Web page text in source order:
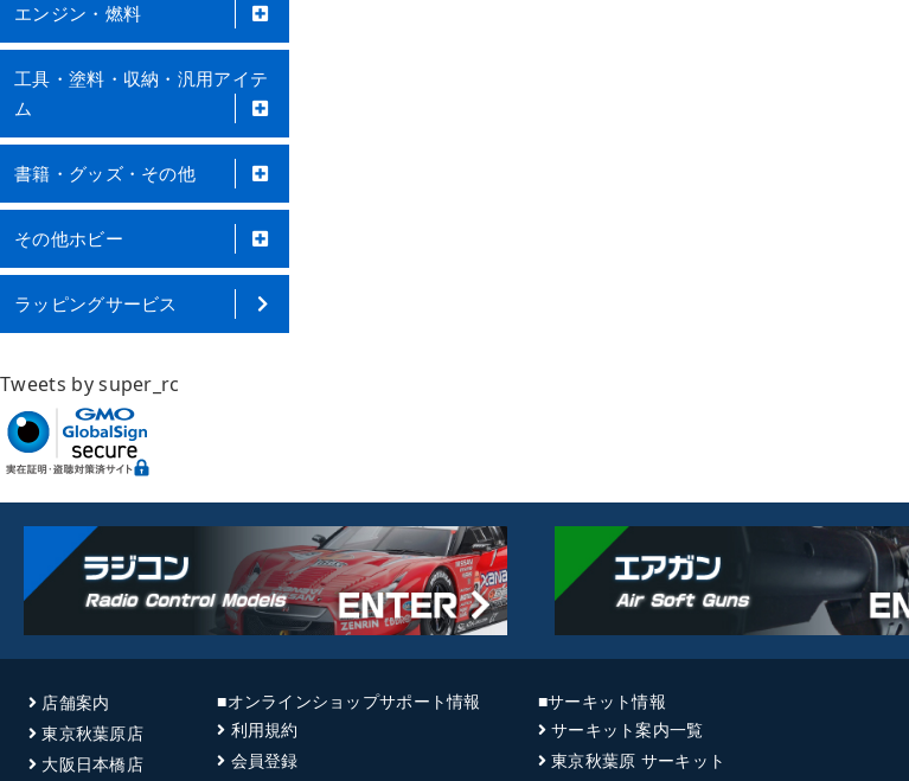
エンジン・燃料
工具・塗料・収納・汎用アイテ
ム
書籍・グッズ・その他
その他ホビー
ラッピングサービス
Tweets by super_rc
店舗案内
東京秋葉原店
大阪日本橋店
■オンラインショップサポート情報
利用規約
会員登録
■サーキット情報
サーキット案内一覧
東京秋葉原 サーキット